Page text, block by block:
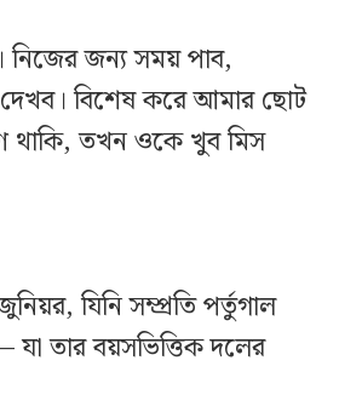
জন্য সময় পাব,
দেখব। বিশেষ করে আমার ছোট
থাকি, তখন ওকে খুব মিস
যিনি সম্প্রতি পর্তুগাল
তার বয়সভিত্তিক দলের